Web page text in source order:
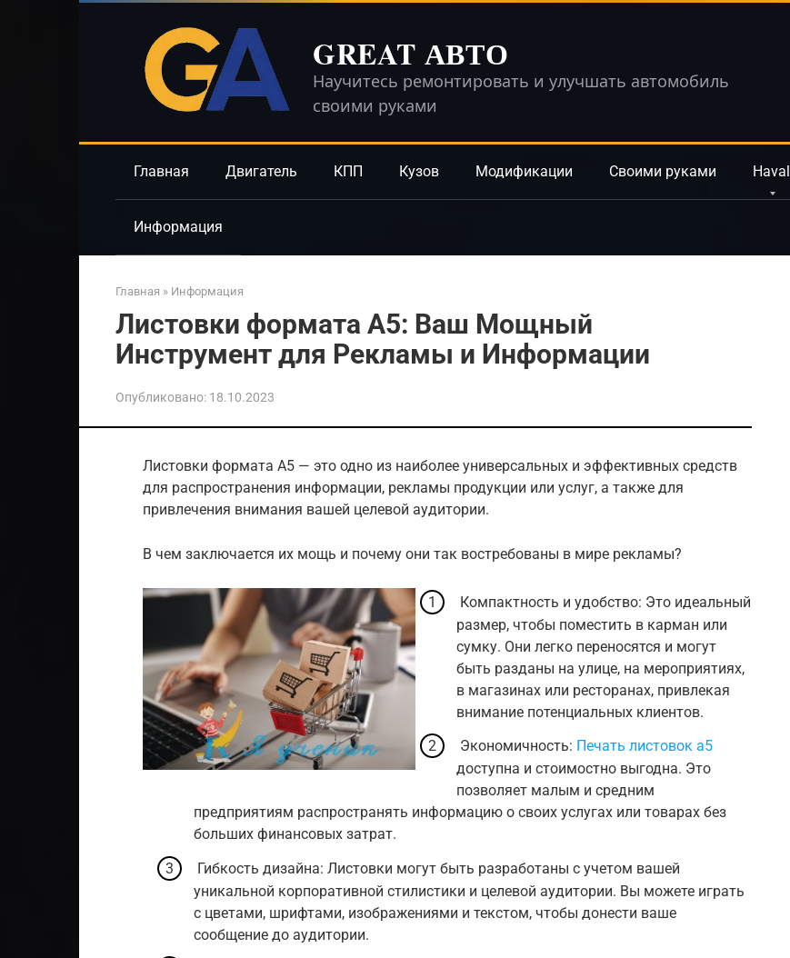
GREAT АВТО
Научитесь ремонтировать и улучшать автомобиль
своими руками
Главная Двигатель КПП Кузов Модификации Своими руками Haval
Информация
Главная » Информация
Листовки формата A5: Ваш Мощный
Инструмент для Рекламы и Информации
Опубликовано: 18.10.2023
Листовки формата A5 — это одно из наиболее универсальных и эффективных средств
для распространения информации, рекламы продукции или услуг, а также для
привлечения внимания вашей целевой аудитории.
В чем заключается их мощь и почему они так востребованы в мире рекламы?
Компактность и удобство: Это идеальный
размер, чтобы поместить в карман или
сумку. Они легко переносятся и могут
быть разданы на улице, на мероприятиях,
в магазинах или ресторанах, привлекая
внимание потенциальных клиентов.
Экономичность: Печать листовок а5
доступна и стоимостно выгодна. Это
позволяет малым и средним
предприятиям распространять информацию о своих услугах или товарах без
больших финансовых затрат.
Гибкость дизайна: Листовки могут быть разработаны с учетом вашей
уникальной корпоративной стилистики и целевой аудитории. Вы можете играть
с цветами, шрифтами, изображениями и текстом, чтобы донести ваше
сообщение до аудитории.